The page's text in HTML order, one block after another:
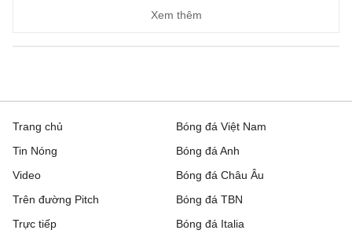
1 - 3
1 - 0 Gyori ETO
Rakow Czestochowa 0 - 0 Hammarby IF
Xem thêm
Trang chủ
Tin Nóng
Video
Trên đường Pitch
Trực tiếp
Bóng đá Việt Nam
Bóng đá Anh
Bóng đá Châu Âu
Bóng đá TBN
Bóng đá Italia